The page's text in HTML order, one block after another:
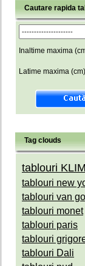
Cautare rapida
Inaltime maxima
Latime maxima
Tag clouds
tablouri
tablouri new
tablouri van
tablouri monet
tablouri paris
tablouri
tablouri Dali